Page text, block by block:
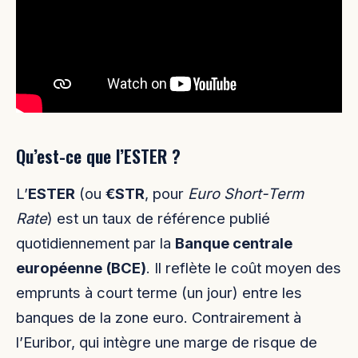
Qu’est-ce que l’ESTER ?
L’ESTER (ou €STR, pour Euro Short-Term
Rate) est un taux de référence publié
quotidiennement par la Banque centrale
européenne (BCE). Il reflète le coût moyen des
emprunts à court terme (un jour) entre les
banques de la zone euro. Contrairement à
l’Euribor, qui intègre une marge de risque de